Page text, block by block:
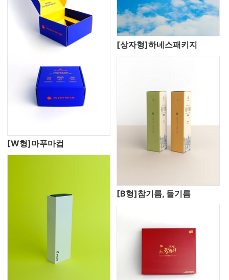
[W형]마푸마컵
[상자형]하네스패키지
[B형]참기름, 들기름